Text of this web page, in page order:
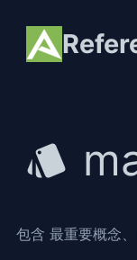
包含 最重要概念